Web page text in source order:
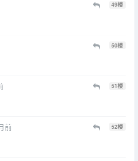
49楼
50楼
51楼
前 52楼